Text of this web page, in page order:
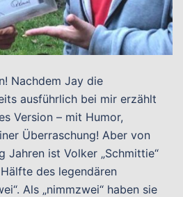
Nachdem Jay die
ausführlich bei mir erzählt
Version – mit Humor,
Überraschung! Aber von
Jahren ist Volker „Schmittie“
des legendären
Als „nimmzwei“ haben sie